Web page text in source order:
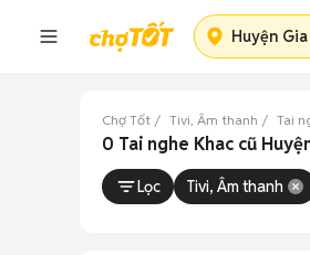
Huyện
Chợ Tốt Tivi, Âm thanh Tai
0 Tai nghe Khac cũ
Lọc Tivi, Âm thanh